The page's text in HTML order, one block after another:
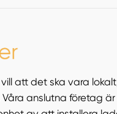
att det ska vara
anslutna företag